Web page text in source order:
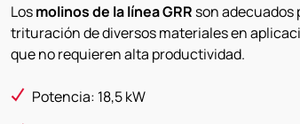
Losmolinos de la línea GRR son adecuados
trituración de diversos materiales en
que no requieren alta productividad.
Potencia: 18,5 kW